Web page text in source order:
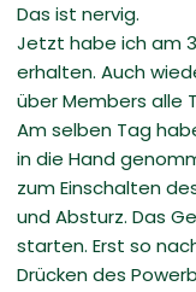
Das ist nervig.
Jetzt habe ich am
erhalten. Auch
über Members alle
Am selben Tag
in die Hand
zum Einschalten
und Absturz. Das
starten. Erst so
Drücken des